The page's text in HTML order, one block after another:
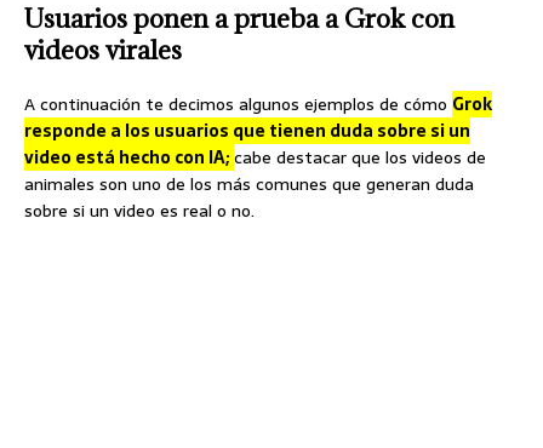
Usuarios ponen a prueba a Grok con
videos virales
A continuación te decimos algunos ejemplos de cómo Grok
responde a los usuarios que tienen duda sobre si un
video está hecho con IA;cabe destacar que los videos de
animales son uno de los más comunes que generan duda
sobre si un video es real o no.